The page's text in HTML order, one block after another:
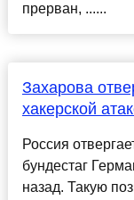
прерван, ......
Захарова
хакерской
Россия
бундестаг
назад. Такую